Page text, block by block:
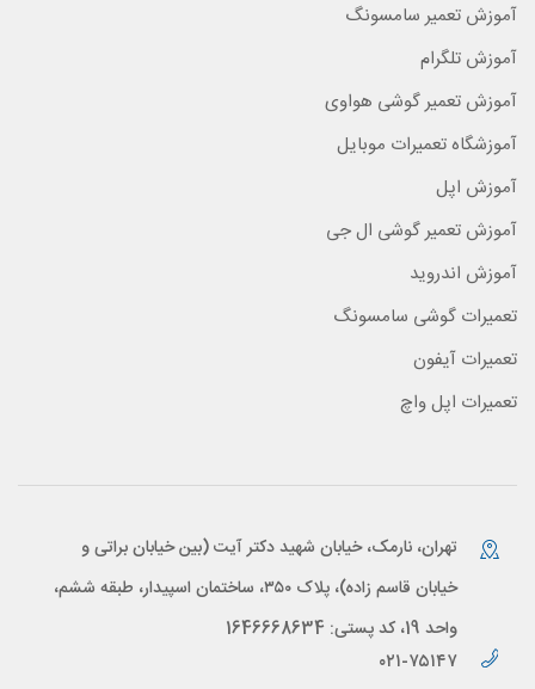
آموزش تعمیر سامسونگ
آموزش تلگرام
آموزش تعمیر گوشی هواوی
آموزشگاه تعمیرات موبایل
آموزش اپل
آموزش تعمیر گوشی ال جی
آموزش اندروید
تعمیرات گوشی سامسونگ
تعمیرات آیفون
تعمیرات اپل واچ
تهران، نارمک، خیابان شهید دکتر آیت (بین خیابان براتی و
خیابان قاسم زاده)، پلاک ۳۵۰، ساختمان اسپیدار، طبقه ششم،
واحد 19، کد پستی: 1646668634
۰۲۱-۷۵۱۴۷